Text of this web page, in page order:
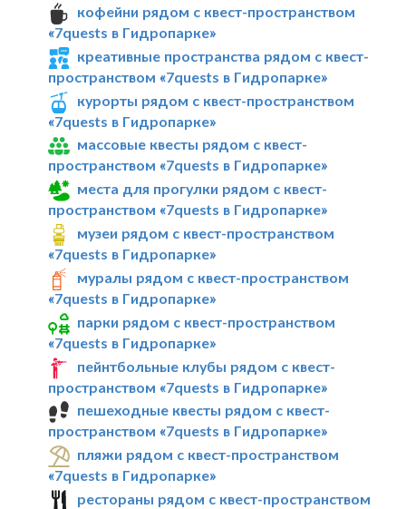
кофейни рядом с квест-пространством
«7quests в Гидропарке»
креативные пространства рядом с квест-
пространством «7quests в Гидропарке»
курорты рядом с квест-пространством
«7quests в Гидропарке»
массовые квесты рядом с квест-
пространством «7quests в Гидропарке»
места для прогулки рядом с квест-
пространством «7quests в Гидропарке»
музеи рядом с квест-пространством
«7quests в Гидропарке»
муралы рядом с квест-пространством
«7quests в Гидропарке»
парки рядом с квест-пространством
«7quests в Гидропарке»
пейнтбольные клубы рядом с квест-
пространством «7quests в Гидропарке»
пешеходные квесты рядом с квест-
пространством «7quests в Гидропарке»
пляжи рядом с квест-пространством
«7quests в Гидропарке»
рестораны рядом с квест-пространством